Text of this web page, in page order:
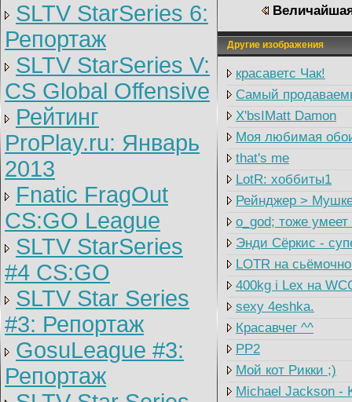
SLTV StarSeries 6:
Репортаж
SLTV StarSeries V:
CS Global Offensive
Рейтинг
ProPlay.ru: Январь
2013
Fnatic FragOut
CS:GO League
SLTV StarSeries
#4 CS:GO
SLTV Star Series
#3: Репортаж
GosuLeague #3:
Репортаж
Другие изображения
красаветс Чак!
Самый
X'bsIMatt Damon
Моя любимая
that's me
LotR: хоббиты1
Рейнджер >
о_god; тоже
Энди Сёркис -
LOTR на
400kg i Lex на
sexy 4eshka.
Красавчег ^^
PP2
Мой кот Рикки ;)
Michael Jackson -